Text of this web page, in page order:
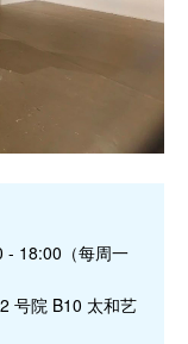
- 18:00（每周一
号院 B10 太和艺